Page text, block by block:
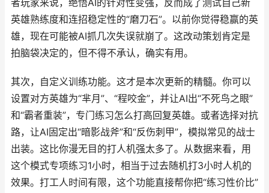
者玩家来说，绝悟AI的针对性变强，反而成了测试自己新
英雄熟练度和连招稳定性的“磨刀石”。以前你觉得稳赢的英
雄，现在可能被AI抓几次失误就崩了。这改动策划肯定是
拍脑袋决定的，但不得不承认，确实有用。
其次，自定义训练功能。这才是本次更新的精髓。你可以
设置对方英雄为“芈月”、“程咬金”，并让AI出“不死鸟之眼”
和“霸者重装”，专门练习怎么打高回复英雄。或者选择对抗
路，让AI固定出“暗影战斧”和“反伤刺甲”，模拟常见的战士
出装。这比你漫无目的打人机强太多了。从数据来看，用
这个模式专项练习1小时，相当于过去随机打3小时人机的
效果。打工人时间有限，这个功能直接帮你把“练习性价比”